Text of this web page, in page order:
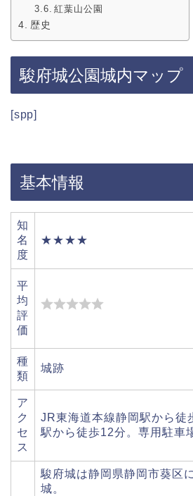
紅葉山公園
歴史
駿府城公園城内マップ
[spp]
基本情報
知
名
度
★★★★
平
均
評
価
種
類
城跡
ア
ク
セ
ス
JR東海道本線静岡駅から徒
駅から徒歩12分。専用駐車
駿府城は静岡県静岡市葵区
城。